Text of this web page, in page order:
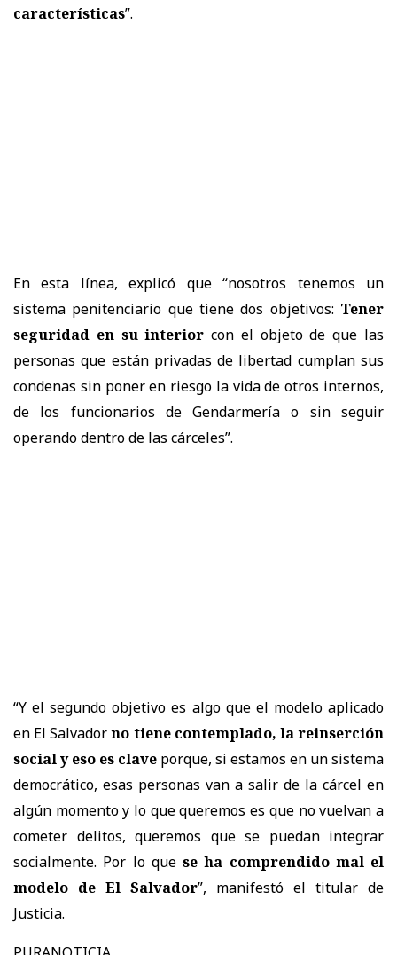
características”.
En esta línea, explicó que “nosotros tenemos un
sistema penitenciario que tiene dos objetivos: Tener
seguridad en su interior con el objeto de que las
personas que están privadas de libertad cumplan sus
condenas sin poner en riesgo la vida de otros internos,
de los funcionarios de Gendarmería o sin seguir
operando dentro de las cárceles”.
“Y el segundo objetivo es algo que el modelo aplicado
en El Salvadorno tiene contemplado, la reinserción
social y eso es clave porque, si estamos en un sistema
democrático, esas personas van a salir de la cárcel en
algún momento y lo que queremos es que no vuelvan a
cometer delitos, queremos que se puedan integrar
socialmente. Por lo quese ha comprendido mal el
modelo de El Salvador”, manifestó el titular de
Justicia.